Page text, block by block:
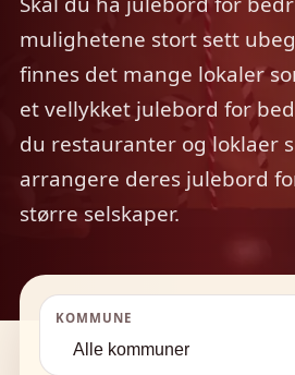
mulighetene stort sett
finnes det mange lokaler
et vellykket julebord for
du restauranter og loklaer
arrangere deres julebord
større selskaper.
KOMMUNE